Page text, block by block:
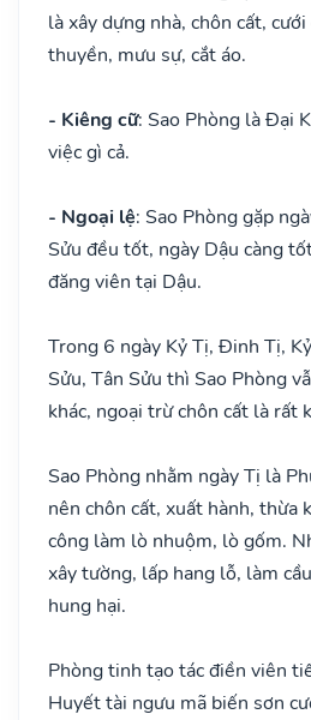
là xây dựng nhà, chôn cất,
thuyền, mưu sự, cắt áo.
- Kiêng cữ: Sao Phòng là Đại
việc gì cả.
- Ngoại lệ: Sao Phòng gặp
Sửu đều tốt, ngày Dậu càng
đăng viên tại Dậu.
Trong 6 ngày Kỷ Tị, Đinh Tị,
Sửu, Tân Sửu thì Sao Phòng
khác, ngoại trừ chôn cất là rất
Sao Phòng nhằm ngày Tị là
nên chôn cất, xuất hành, thừa
công làm lò nhuộm, lò gốm.
xây tường, lấp hang lỗ, làm
hung hại.
Phòng tinh tạo tác điền viên
Huyết tài ngưu mã biến sơn